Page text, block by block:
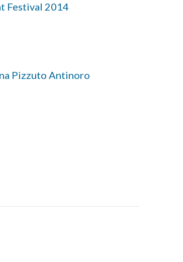
Festival 2014
Pizzuto Antinoro